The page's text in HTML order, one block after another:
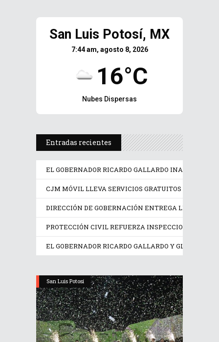
San Luis Potosí, MX
7:44 am, agosto 8, 2026
16°C
Nubes Dispersas
Entradas recientes
EL GOBERNADOR RICARDO GALLARDO INAUGURA
CJM MÓVIL LLEVA SERVICIOS GRATUITOS A
DIRECCIÓN DE GOBERNACIÓN ENTREGA LICENCIAS
PROTECCIÓN CIVIL REFUERZA INSPECCIONES EN
EL GOBERNADOR RICARDO GALLARDO Y GLORIA
San Luis Potosí